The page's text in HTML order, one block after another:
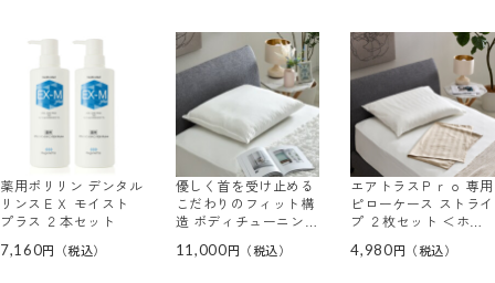
薬用ポリリン デンタル
リンスＥＸ モイスト
プラス ２本セット
7,160
優しく首を受け止める
こだわりのフィット構
造 ボディチューニング
ｏ
11,000
エアトラスＰｒｏ 専用
ピローケース ストライ
プ ２枚セット ＜ホワ
4,980